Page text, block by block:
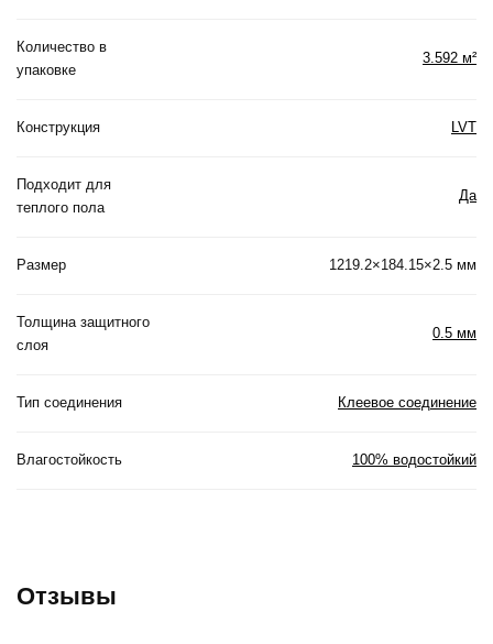
Количество в
упаковке
3.592 м²
Конструкция LVT
Подходит для
теплого пола
Да
Размер 1219.2×184.15×2.5 мм
Толщина защитного
слоя
0.5 мм
Тип соединения Клеевое соединение
Влагостойкость 100% водостойкий
Отзывы